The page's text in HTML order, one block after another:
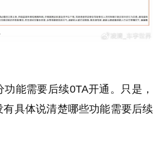
能需要后续0TA开通。只是，
具体说清楚哪些功能需要后续